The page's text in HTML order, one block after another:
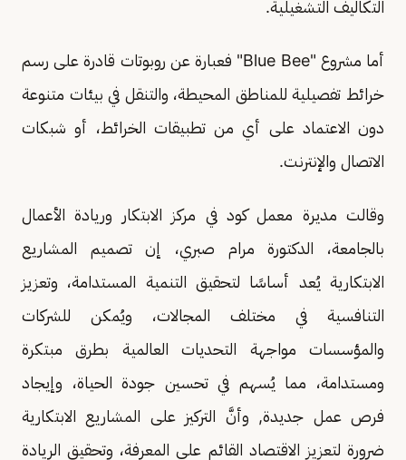
التكاليف التشغيلية.
أما مشروع "‏Blue Bee" فعبارة عن روبوتات قادرة على رسم
خرائط تفصيلية للمناطق المحيطة، والتنقل في بيئات متنوعة
دون الاعتماد على أي من تطبيقات الخرائط، أو شبكات
الاتصال والإنترنت.
وقالت مديرة معمل كود في مركز الابتكار وريادة الأعمال
بالجامعة، الدكتورة مرام صبري، إن تصميم المشاريع
الابتكارية يُعد أساسًا لتحقيق التنمية المستدامة، وتعزيز
التنافسية في مختلف المجالات، ويُمكن للشركات
والمؤسسات مواجهة التحديات العالمية بطرق مبتكرة
ومستدامة، مما يُسهم في تحسين جودة الحياة، وإيجاد
فرص عمل جديدة, وأنَّ التركيز على المشاريع الابتكارية
ضرورة لتعزيز الاقتصاد القائم على المعرفة، وتحقيق الريادة